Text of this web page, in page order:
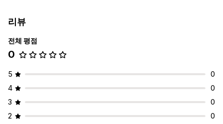
리뷰
전체 평점
0
5
0
4
0
3
0
2
0